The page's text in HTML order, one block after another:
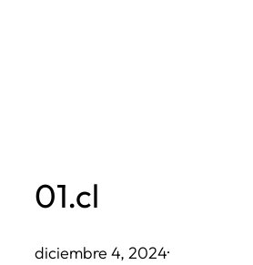
01.cl
diciembre 4, 2024·